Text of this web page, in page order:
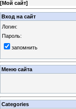
[Мой сайт]
Вход на сайт
Логин:
Пароль:
запомнить
Меню сайта
Categories